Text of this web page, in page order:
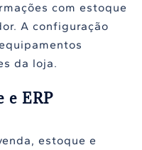
com estoque
A configuração
da loja.
e ERP
estoque e